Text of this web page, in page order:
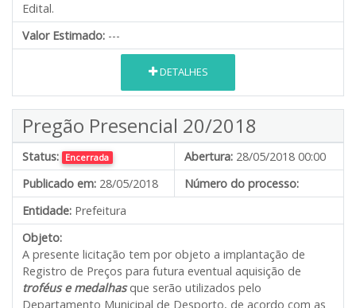
Edital.
Valor Estimado: ---
DETALHES
Pregão Presencial 20/2018
Status: Encerrada Abertura: 28/05/2018 00:00
Publicado em: 28/05/2018
Número do processo:
Entidade: Prefeitura
Objeto:
A presente licitação tem por objeto a implantação de
Registro de Preços para futura eventual aquisição de
troféus e medalhasque serão utilizados pelo
Departamento Municipal de Desporto, de acordo com as